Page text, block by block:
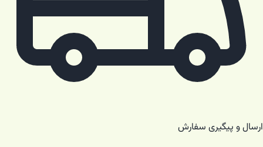
ارسال و پیگیری سفارش